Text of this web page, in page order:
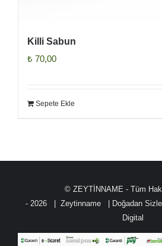
Killi Sabun
₺ 70,00
Sepete Ekle
© ZEYTİNNAME - Tüm
- 2026 | Zeytinname | Doğadan
Digital